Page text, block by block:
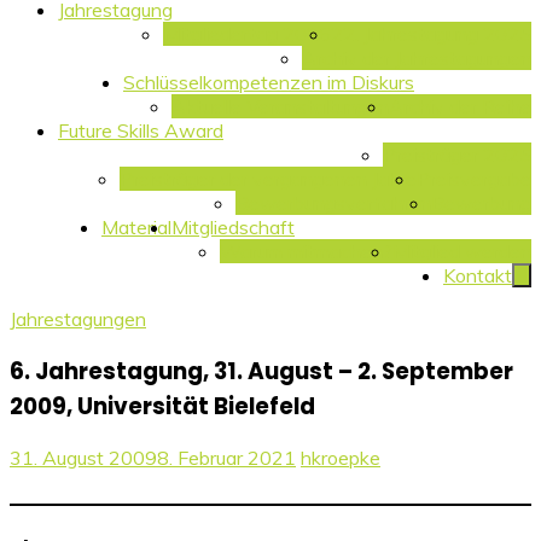
Jahrestagung
Mitgliedertag 2026
Schlüsselkompetenzen im Diskurs
Aktuelle Veranstaltungen
Future Skills Award
Preisträger der vergangenen Jahre
Bewerbungsverfahren
MaterialMitgliedschaft
Warum mitmachen?
Kontakt
Jahrestagungen
6. Jahrestagung, 31. August – 2. September
2009, Universität Bielefeld
31. August 20098. Februar 2021 hkroepke